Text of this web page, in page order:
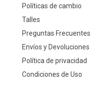
Políticas de cambio
Talles
Preguntas Frecuentes
Envíos y Devoluciones
Política de privacidad
Condiciones de Uso